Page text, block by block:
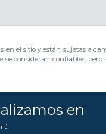
en el sitio y están sujetas a
se consideran confiables,
en